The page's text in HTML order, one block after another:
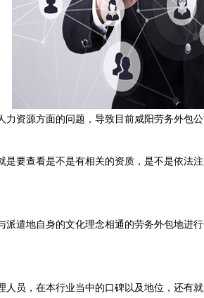
力资源方面的问题，导致目前咸阳劳务外包
要查看是不是有相关的资质，是不是依法
遣地自身的文化理念相通的劳务外包地进
员，在本行业当中的口碑以及地位，还有